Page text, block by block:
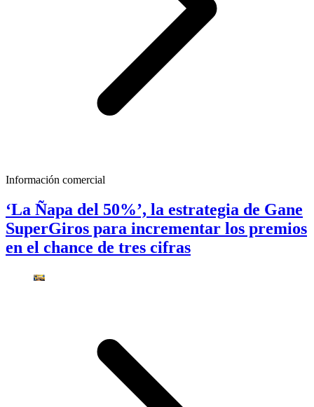
Información comercial
‘La Ñapa del 50%’, la estrategia de Gane
SuperGiros para incrementar los premios
en el chance de tres cifras